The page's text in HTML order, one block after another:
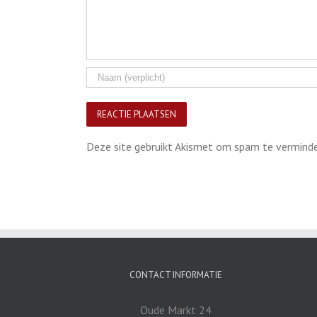
Deze site gebruikt Akismet om spam te
CONTACT INFORMATIE
Oude Markt 24